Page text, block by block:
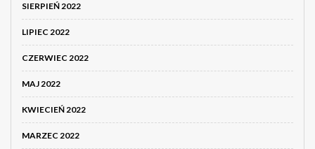
SIERPIEŃ 2022
LIPIEC 2022
CZERWIEC 2022
MAJ 2022
KWIECIEŃ 2022
MARZEC 2022